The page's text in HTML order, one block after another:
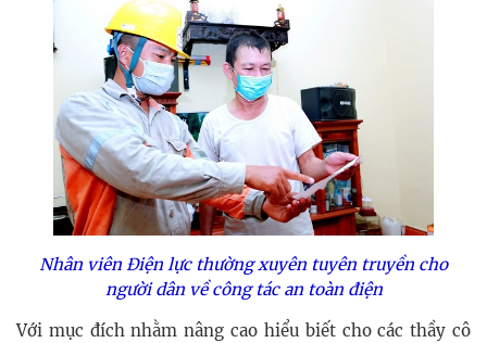
Nhân viên Điện lực thường xuyên tuyên truyền cho
người dân về công tác an toàn điện
Với mục đích nhằm nâng cao hiểu biết cho các thầy cô